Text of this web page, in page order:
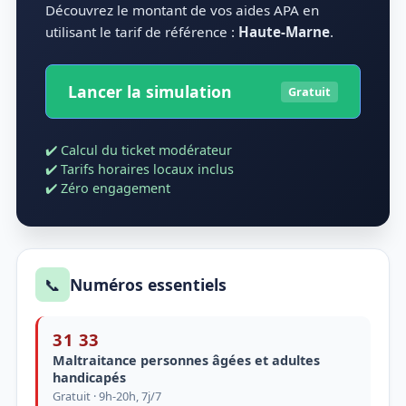
Découvrez le montant de vos aides APA en
utilisant le tarif de référence : Haute-Marne.
Lancer la simulation Gratuit
✔️ Calcul du ticket modérateur
✔️ Tarifs horaires locaux inclus
✔️ Zéro engagement
📞 Numéros essentiels
31 33
Maltraitance personnes âgées et adultes
handicapés
Gratuit · 9h-20h, 7j/7